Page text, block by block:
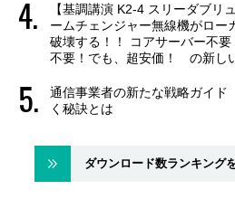
【基調講演 K2-4 スリーダブリ
ームチェンジャー無線機がロー
破壊する！！ コアサーバー不
不要！でも、超安価！ の新し
通信事業者の新たな戦略ガイ
く秘訣とは
ダウンロード数ランキング